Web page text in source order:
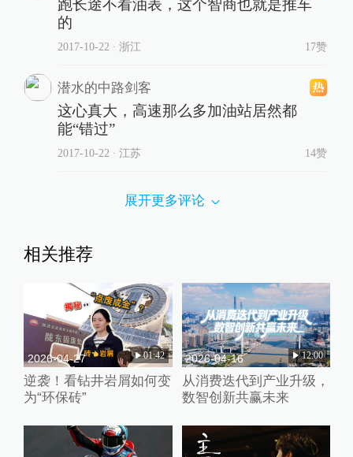
跑长途不看油表，这个智商也就是推车
的
2017-10-22 ∙ 浙江 17赞
潜水的中路剑客
这心真大，高速那么多加油站居然都
能“错过”
2017-10-22 ∙ 江苏 14赞
展开更多评论
相关推荐
2026-04-27 01:42
逆袭！看钻井岩屑如何变
为“环保砖”
2026-04-16 12:00
从消费迭代到产业升级，
数智创新共赢未来